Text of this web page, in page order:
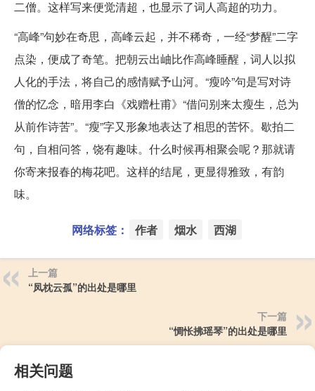
二僧。这样写来便觉清超，也显示了词人高超的功力。
“高峰”句妙在奇思，高峰云起，并不稀奇，一经“梦醒”二字
点染，便成了奇笔。把朝云出岫比作高峰睡醒，词人以拟
人化的手法，将自己的感情赋予山河。“瘦吟”句是写对诗
僧的忆念，暗用李白《戏赠杜甫》“借问别来太瘦生，总为
从前作诗苦”。“瘦”字又形象地表达了相思的苦怀。歇拍二
句，自相问答，饶有趣味。什么时候再相聚会呢？那就请
你寄来报春的梅花吧。这样的结尾，更显得雅致，有韵
味。
网络标签： 作者 烟水 西湖
上一篇
“凤枕云孤”的出处是哪里
下一篇
“惆怅拂瑶琴”的出处是哪里
相关问题